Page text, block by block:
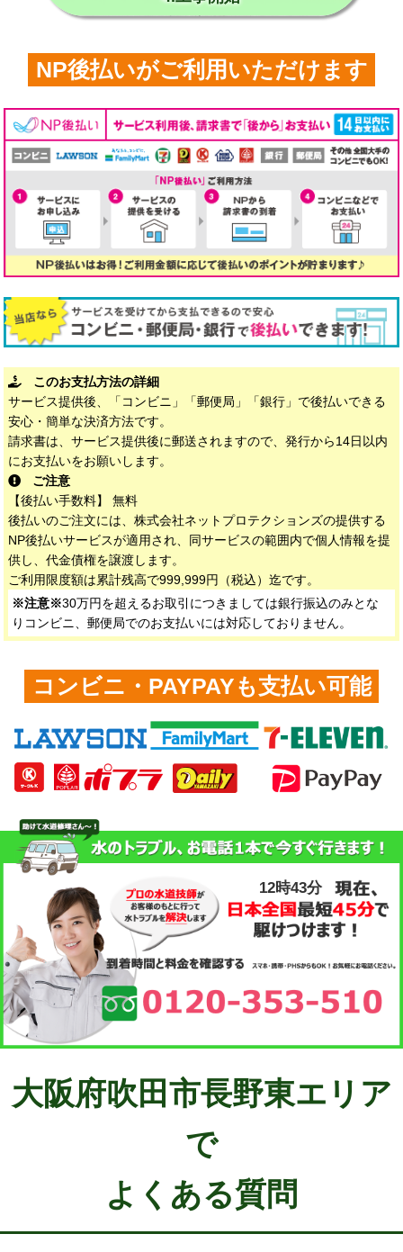
NP後払いがご利用いただけます
このお支払方法の詳細
サービス提供後、「コンビニ」「郵便局」「銀行」で後払いできる
安心・簡単な決済方法です。
請求書は、サービス提供後に郵送されますので、発行から14日以内
にお支払いをお願いします。
ご注意
【後払い手数料】 無料
後払いのご注文には、株式会社ネットプロテクションズの提供する
NP後払いサービスが適用され、同サービスの範囲内で個人情報を提
供し、代金債権を譲渡します。
ご利用限度額は累計残高で999,999円（税込）迄です。
※注意※30万円を超えるお取引につきましては銀行振込のみとな
りコンビニ、郵便局でのお支払いには対応しておりません。
コンビニ・PAYPAYも支払い可能
12時43分
大阪府吹田市長野東エリア
で
よくある質問